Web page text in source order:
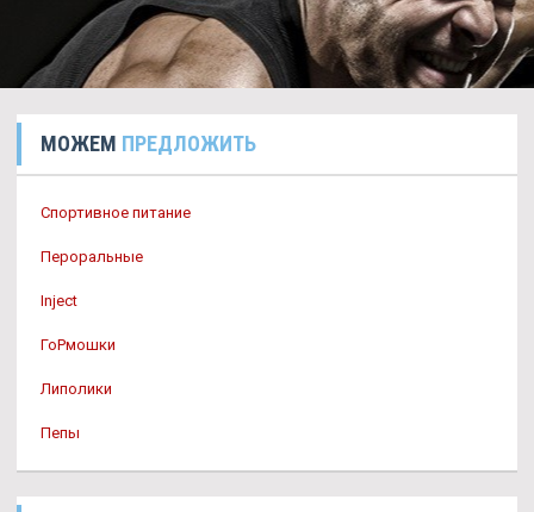
МОЖЕМ ПРЕДЛОЖИТЬ
Спортивное питание
Пероральные
Inject
ГоРмошки
Липолики
Пепы